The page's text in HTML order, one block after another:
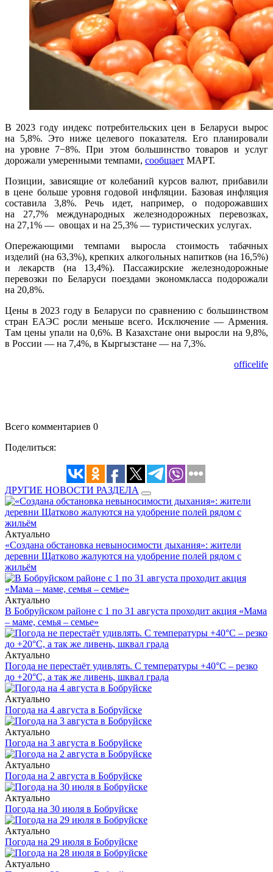
В 2023 году индекс потребительских цен в Беларуси вырос
на 5,8%. Это ниже целевого показателя. Его планировали
на уровне 7−8%. При этом большинство товаров и услуг
дорожали умеренными темпами, сообщает МАРТ.
Позиции, зависящие от колебаний курсов валют, прибавили
в цене больше уровня годовой инфляции. Базовая инфляция
составила 3,8%. Речь идет, например, о подорожавших
на 27,7% международных железнодорожных перевозках,
на 27,1% — овощах и на 25,3% — туристических услугах.
Опережающими темпами выросла стоимость табачных
изделий (на 63,3%), крепких алкогольных напитков (на 16,5%)
и лекарств (на 13,4%). Пассажирские железнодорожные
перевозки по Беларуси поездами экономкласса подорожали
на 20,8%.
Цены в 2023 году в Беларуси по сравнению с большинством
стран ЕАЭС росли меньше всего. Исключение — Армения.
Там цены упали на 0,6%. В Казахстане они выросли на 9,8%,
в России — на 7,4%, в Кыргызстане — на 7,3%.
officelife
Всего комментариев 0
Поделиться:
ДРУГИЕ НОВОСТИ РАЗДЕЛА
Актуально
«Создана обстановка невыносимости дыхания»: жители
деревни Щатково жалуются на удобрение полей рядом с
жильём
Актуально
В Бобруйском районе с 1 по 31 августа проходит акция «Мама
– маме, семья – семье»
Актуально
Погода не перестаёт удивлять. С температуры +40°С – резко
до +20°С, а так же ливень, шквал града
Актуально
Погода на 4 августа в Бобруйске
Актуально
Погода на 3 августа в Бобруйске
Актуально
Погода на 2 августа в Бобруйске
Актуально
Погода на 30 июля в Бобруйске
Актуально
Погода на 29 июля в Бобруйске
Актуально